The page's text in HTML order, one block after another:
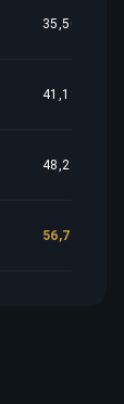
35,50 €
41,18 €
48,28 €
56,79 €